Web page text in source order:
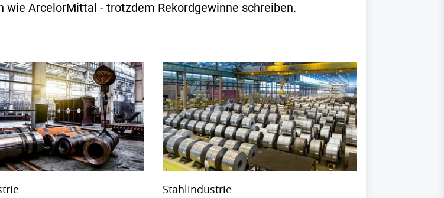
ArcelorMittal - trotzdem Rekordgewinne schreiben.
Stahlindustrie